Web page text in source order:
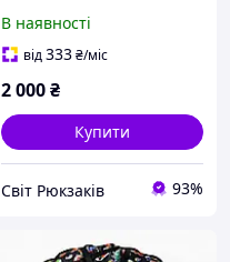
Тюбінг для катання на
гірці.
В наявності
від333₴/міс
2 000₴
Купити
Світ Рюкзаків 93%